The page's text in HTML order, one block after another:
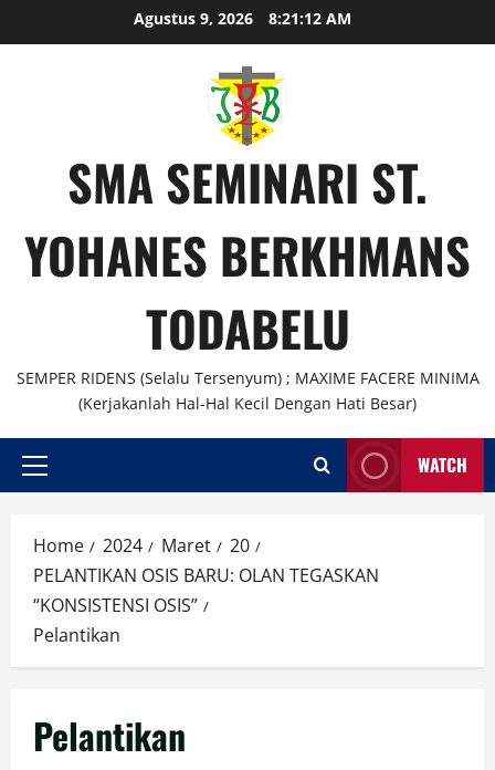
to
Agustus 9, 2026 8:21:12 AM
SMA SEMINARI ST.
YOHANES BERKHMANS
TODABELU
SEMPER RIDENS (Selalu Tersenyum) ; MAXIME FACERE MINIMA
(Kerjakanlah Hal-Hal Kecil Dengan Hati Besar)
Primary
WATCH
Home 2024 Maret
20
PELANTIKAN OSIS BARU: OLAN TEGASKAN
“KONSISTENSI OSIS”
Pelantikan
Pelantikan